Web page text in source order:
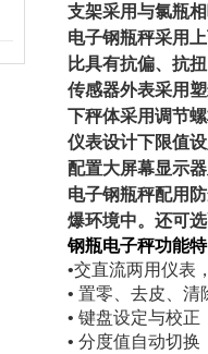
支架采用与氯瓶
电子钢瓶秤采用
比具有抗偏、抗
传感器外表采用
下秤体采用调节
仪表设计下限值
配置大屏幕显示
电子钢瓶秤配用
爆环境中。还可
钢瓶电子秤功能
•交直流两用仪表
• 置零、去皮、
• 键盘设定与校正
• 分度值自动切换